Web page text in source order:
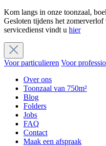
Kom langs in onze toonzaal,
Gesloten tijdens het
servicedienst vindt u hier
Voor particulieren Voor
Over ons
Toonzaal van 750m²
Blog
Folders
Jobs
FAQ
Contact
Maak een afspraak